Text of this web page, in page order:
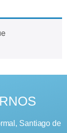
Santiago de